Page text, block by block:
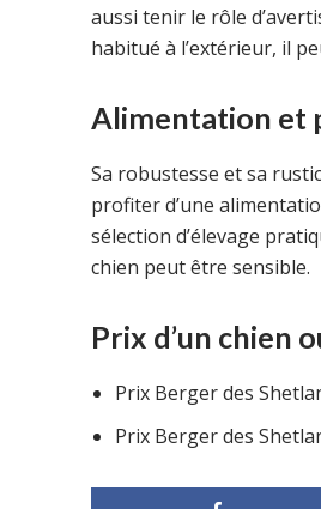
aussi tenir le rôle
habitué à l’extérieur, il
Alimentation et
Sa robustesse et sa
profiter d’une
sélection d’élevage
chien peut être sensible.
Prix d’un chien
Prix Berger des
Prix Berger des